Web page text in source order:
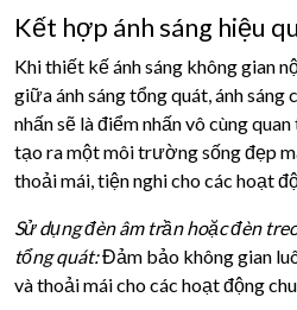
Kết hợp ánh sáng hiệu
Khi thiết kế ánh sáng không gian
giữa ánh sáng tổng quát, ánh sáng
nhấn sẽ là điểm nhấn vô cùng
tạo ra một môi trường sống đẹp
thoải mái, tiện nghi cho các hoạt
Sử dụng đèn âm trần hoặc đèn
tổng quát:Đảm bảo không gian
và thoải mái cho các hoạt động